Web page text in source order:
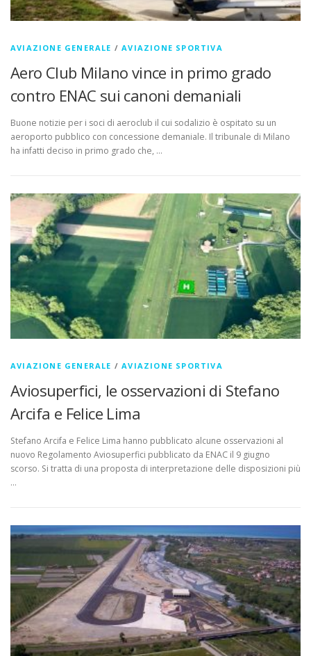
AVIAZIONE GENERALE /AVIAZIONE SPORTIVA
Aero Club Milano vince in primo grado
contro ENAC sui canoni demaniali
Buone notizie per i soci di aeroclub il cui sodalizio è ospitato su un
aeroporto pubblico con concessione demaniale. Il tribunale di Milano
ha infatti deciso in primo grado che, …
AVIAZIONE GENERALE /AVIAZIONE SPORTIVA
Aviosuperfici, le osservazioni di Stefano
Arcifa e Felice Lima
Stefano Arcifa e Felice Lima hanno pubblicato alcune osservazioni al
nuovo Regolamento Aviosuperfici pubblicato da ENAC il 9 giugno
scorso. Si tratta di una proposta di interpretazione delle disposizioni più
…